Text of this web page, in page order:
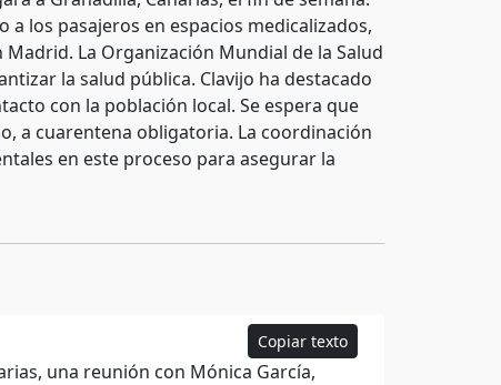
a los pasajeros en espacios medicalizados,
La Organización Mundial de la Salud
la salud pública. Clavijo ha destacado
con la población local. Se espera que
a cuarentena obligatoria. La coordinación
en este proceso para asegurar la
Copiar texto
una reunión con Mónica García,